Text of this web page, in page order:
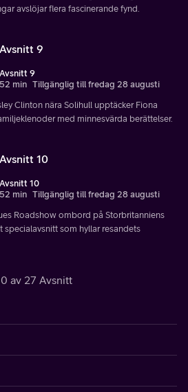
avslöjar flera fascinerande fynd.
Avsnitt 9
Avsnitt 9
52 min Tillgänglig till fredag 28 augusti
Clinton nära Solihull upptäcker Fiona
med minnesvärda berättelser.
Avsnitt 10
Avsnitt 10
52 min Tillgänglig till fredag 28 augusti
Roadshow ombord på Storbritanniens
som hyllar resandets
av 27 Avsnitt